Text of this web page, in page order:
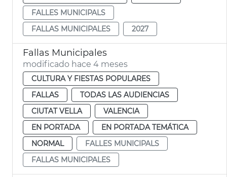
FALLES MUNICIPALS
FALLAS MUNICIPALES
2027
Fallas Municipales
modificado hace 4 meses
CULTURA Y FIESTAS POPULARES
FALLAS
TODAS LAS AUDIENCIAS
CIUTAT VELLA
VALENCIA
EN PORTADA
EN PORTADA TEMÁTICA
NORMAL
FALLES MUNICIPALS
FALLAS MUNICIPALES